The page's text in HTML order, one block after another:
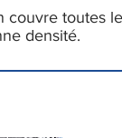
toutes
densité.